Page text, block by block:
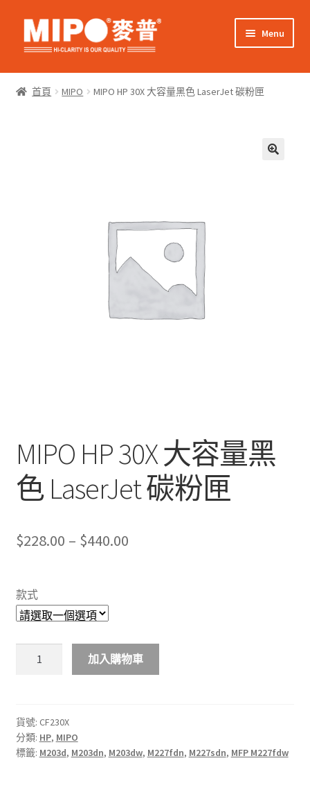
Skip
to
Skip
to
Menu
網上購物
Expand
child
首頁 MIPO MIPO HP 30X 大容量黑色 LaserJet 碳粉匣
MIPO HP 30X 大容量黑
色 LaserJet 碳粉匣
$228.00 – $440.00Price
$440.00
款式
容
量
黑
加入購物車
貨號: CF230X
分類: HP, MIPO
標籤: M203d, M203dn, M203dw, M227fdn, M227sdn, MFP M227fdw